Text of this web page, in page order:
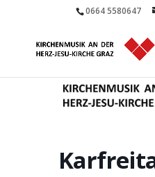
0664 5580647